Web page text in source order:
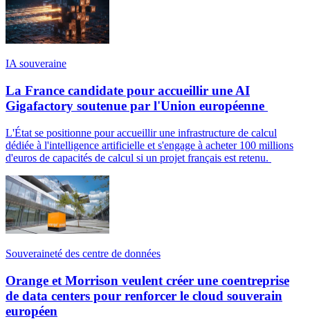
IA souveraine
La France candidate pour accueillir une AI
Gigafactory soutenue par l'Union européenne
L'État se positionne pour accueillir une infrastructure de calcul
dédiée à l'intelligence artificielle et s'engage à acheter 100 millions
d'euros de capacités de calcul si un projet français est retenu.
Souveraineté des centre de données
Orange et Morrison veulent créer une coentreprise
de data centers pour renforcer le cloud souverain
européen